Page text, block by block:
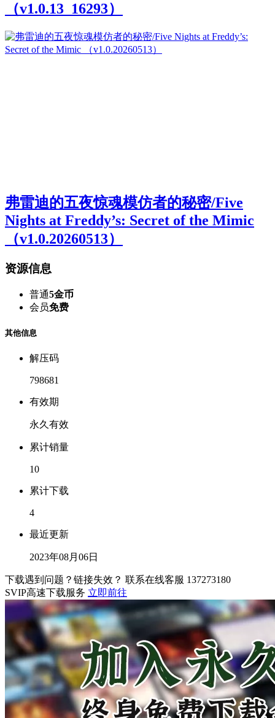
（v1.0.13_16293）
弗雷迪的五夜惊魂模仿者的秘密/Five
Nights at Freddy’s: Secret of the Mimic
（v1.0.20260513）
资源信息
普通5金币
会员免费
其他信息
解压码
798681
有效期
永久有效
累计销量
10
累计下载
4
最近更新
2023年08月06日
下载遇到问题？链接失效？ 联系在线客服 137273180
SVIP高速下载服务 立即前往